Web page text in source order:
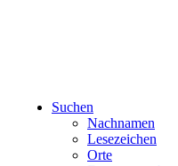
Suchen
Nachnamen
Lesezeichen
Orte